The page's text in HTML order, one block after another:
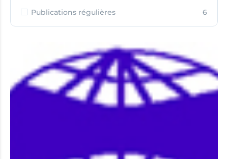
Publications régulières
6